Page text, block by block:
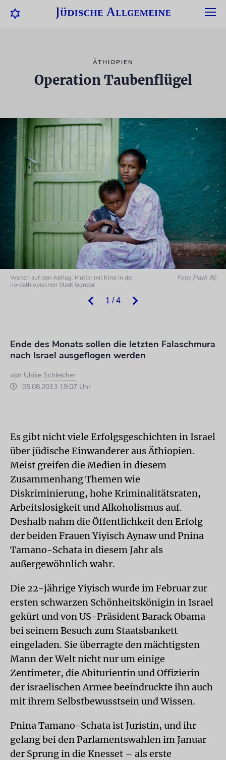
ÄTHIOPIEN
Operation Taubenflügel
1 / 4
Warten auf den Abflug: Mutter mit Kind in der
nordäthiopischen Stadt Gondar
Foto: Flash 90
Ende des Monats sollen die letzten Falaschmura
nach Israel ausgeflogen werden
von Ulrike Schleicher
05.08.2013 19:07 Uhr
Es gibt nicht viele Erfolgsgeschichten in Israel
über jüdische Einwanderer aus Äthiopien.
Meist greifen die Medien in diesem
Zusammenhang Themen wie
Diskriminierung, hohe Kriminalitätsraten,
Arbeitslosigkeit und Alkoholismus auf.
Deshalb nahm die Öffentlichkeit den Erfolg
der beiden Frauen Yiyisch Aynaw und Pnina
Tamano-Schata in diesem Jahr als
außergewöhnlich wahr.
Die 22-jährige Yiyisch wurde im Februar zur
ersten schwarzen Schönheitskönigin in Israel
gekürt und von US-Präsident Barack Obama
bei seinem Besuch zum Staatsbankett
eingeladen. Sie überragte den mächtigsten
Mann der Welt nicht nur um einige
Zentimeter, die Abiturientin und Offizierin
der israelischen Armee beeindruckte ihn auch
mit ihrem Selbstbewusstsein und Wissen.
Pnina Tamano-Schata ist Juristin, und ihr
gelang bei den Parlamentswahlen im Januar
der Sprung in die Knesset – als erste